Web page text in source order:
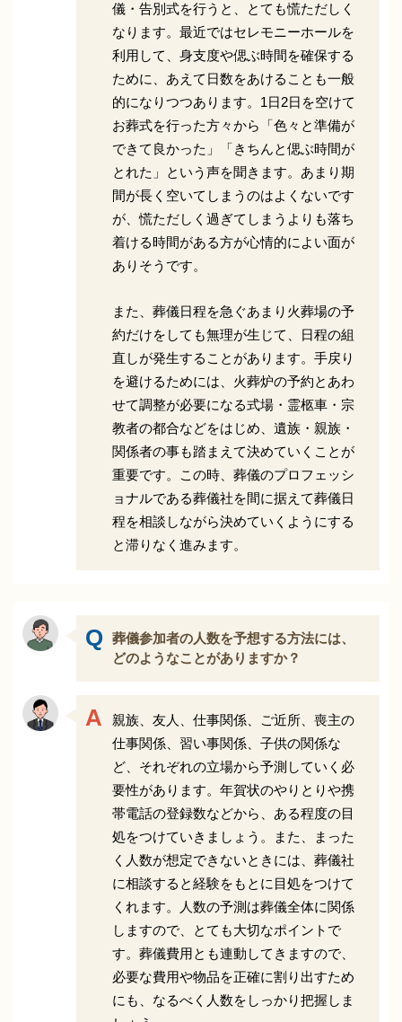
儀・告別式を行うと、とても慌ただしく
なります。最近ではセレモニーホールを
利用して、身支度や偲ぶ時間を確保する
ために、あえて日数をあけることも一般
的になりつつあります。1日2日を空けて
お葬式を行った方々から「色々と準備が
できて良かった」「きちんと偲ぶ時間が
とれた」という声を聞きます。あまり期
間が長く空いてしまうのはよくないです
が、慌ただしく過ぎてしまうよりも落ち
着ける時間がある方が心情的によい面が
ありそうです。
また、葬儀日程を急ぐあまり火葬場の予
約だけをしても無理が生じて、日程の組
直しが発生することがあります。手戻り
を避けるためには、火葬炉の予約とあわ
せて調整が必要になる式場・霊柩車・宗
教者の都合などをはじめ、遺族・親族・
関係者の事も踏まえて決めていくことが
重要です。この時、葬儀のプロフェッシ
ョナルである葬儀社を間に据えて葬儀日
程を相談しながら決めていくようにする
と滞りなく進みます。
葬儀参加者の人数を予想する方法には、
どのようなことがありますか？
親族、友人、仕事関係、ご近所、喪主の
仕事関係、習い事関係、子供の関係な
ど、それぞれの立場から予測していく必
要性があります。年賀状のやりとりや携
帯電話の登録数などから、ある程度の目
処をつけていきましょう。また、まった
く人数が想定できないときには、葬儀社
に相談すると経験をもとに目処をつけて
くれます。人数の予測は葬儀全体に関係
しますので、とても大切なポイントで
す。葬儀費用とも連動してきますので、
必要な費用や物品を正確に割り出すため
にも、なるべく人数をしっかり把握しま